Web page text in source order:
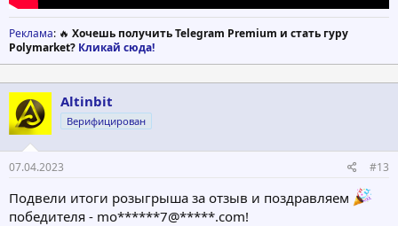
Реклама: 🔥 Хочешь получить Telegram Premium и стать гуру
Polymarket? Кликай сюда!
Altinbit
Верифицирован
07.04.2023 #13
Подвели итоги розыгрыша за отзыв и поздравляем
победителя - mo******7@*****.com!